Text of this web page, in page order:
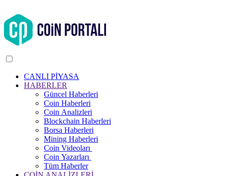
CANLI PİYASA
HABERLER
Güncel Haberleri
Coin Haberleri
Coin Analizleri
Blockchain Haberleri
Borsa Haberleri
Mining Haberleri
Coin Videoları
Coin Yazarları
Tüm Haberler